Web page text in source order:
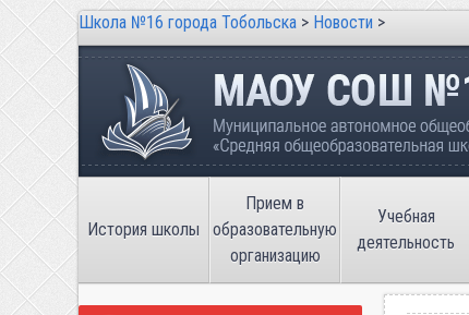
Школа №16 города Тобольска > Новости >
Школа №16 города Тобольска
Муниципальное автономное
имени В.П. Неймышева
История школы
Прием в
образовательную
организацию
Учебная
деятельность